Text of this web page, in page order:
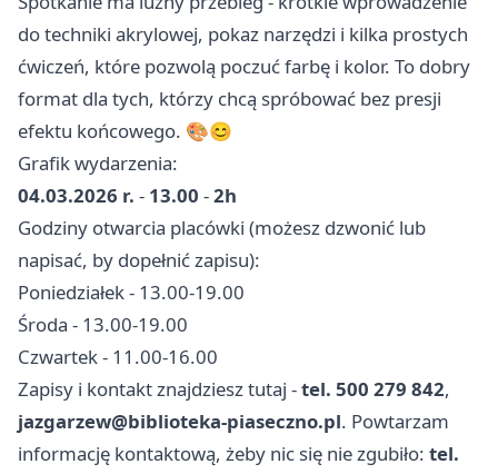
do techniki akrylowej, pokaz narzędzi i kilka prostych
ćwiczeń, które pozwolą poczuć farbę i kolor. To dobry
format dla tych, którzy chcą spróbować bez presji
efektu końcowego. 🎨😊
Grafik wydarzenia:
04.03.2026 r. - 13.00 -2h
Godziny otwarcia placówki (możesz dzwonić lub
napisać, by dopełnić zapisu):
Poniedziałek - 13.00-19.00
Środa - 13.00-19.00
Czwartek - 11.00-16.00
Zapisy i kontakt znajdziesz tutaj -tel. 500 279 842,
jazgarzew@biblioteka-piaseczno.pl. Powtarzam
informację kontaktową, żeby nic się nie zgubiło: tel.